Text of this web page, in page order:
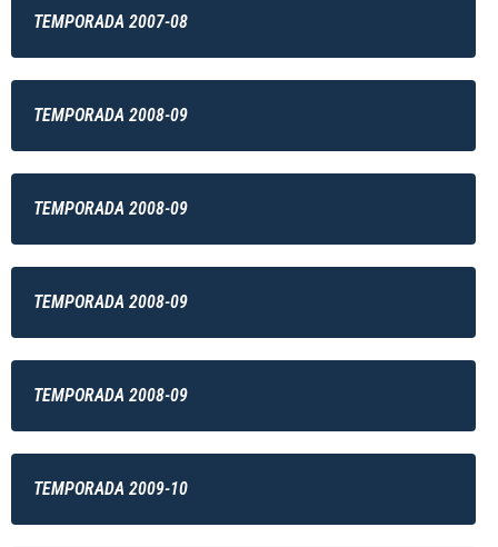
TEMPORADA 2007-08
TEMPORADA 2008-09
TEMPORADA 2008-09
TEMPORADA 2008-09
TEMPORADA 2008-09
TEMPORADA 2009-10